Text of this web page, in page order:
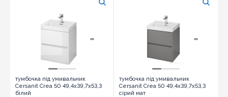
тумбочка під умивальник
Cersanit Crea 50 49,4x39,7x53,3
білий
тумбочка під умивальник
Cersanit Crea 50 49,4x39,7x53,3
сірий мат